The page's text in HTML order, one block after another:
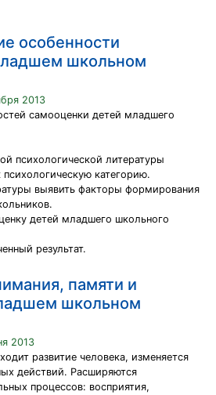
особенности
школьном
2013
самооценки детей младшего
психологической литературы
психологическую категорию.
выявить факторы формирования
детей младшего школьного
результат.
памяти и
школьном
2013
развитие человека, изменяется
действий. Расширяются
процессов: восприятия,